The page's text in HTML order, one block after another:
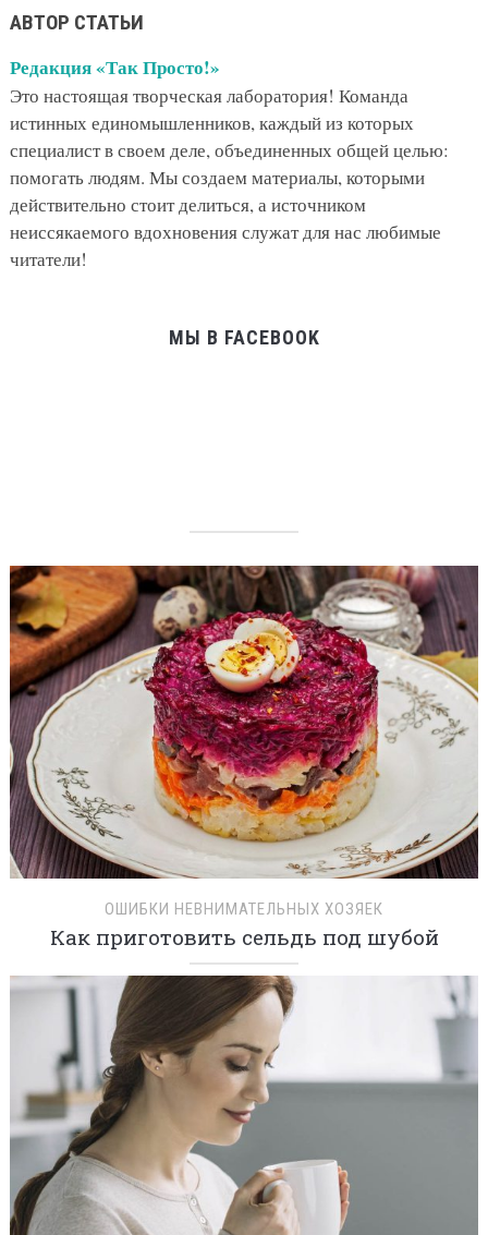
АВТОР СТАТЬИ
Редакция «Так Просто!»
Это настоящая творческая лаборатория! Команда
истинных единомышленников, каждый из которых
специалист в своем деле, объединенных общей целью:
помогать людям. Мы создаем материалы, которыми
действительно стоит делиться, а источником
неиссякаемого вдохновения служат для нас любимые
читатели!
МЫ В FACEBOOK
ОШИБКИ НЕВНИМАТЕЛЬНЫХ ХОЗЯЕК
Как приготовить сельдь под шубой